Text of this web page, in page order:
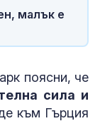
малък е
поясни, че
сила и
към Гърция